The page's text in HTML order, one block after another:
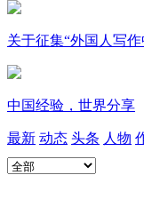
关于征集“外国人写
中国经验，世界分享
最新 动态 头条 人物